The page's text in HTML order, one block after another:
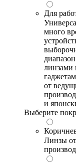
Для
много
линзами
от
и
Выберите
Линзы